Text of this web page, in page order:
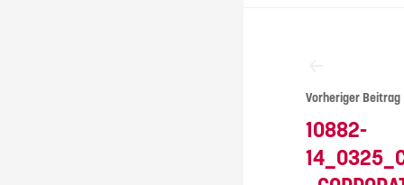
Vorheriger Beitrag
10882-